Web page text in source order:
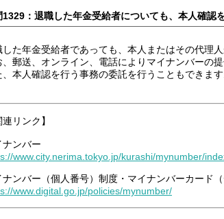
1329：退職した年金受給者についても、本人確認
した年金受給者であっても、本人またはその代理
、郵送、オンライン、電話によりマイナンバーの
、本人確認を行う事務の委託を行うこともできます
連リンク】
ナンバー
www.city.nerima.tokyo.jp/kurashi/mynumber/
ナンバー（個人番号）制度・マイナンバーカード
www.digital.go.jp/policies/mynumber/